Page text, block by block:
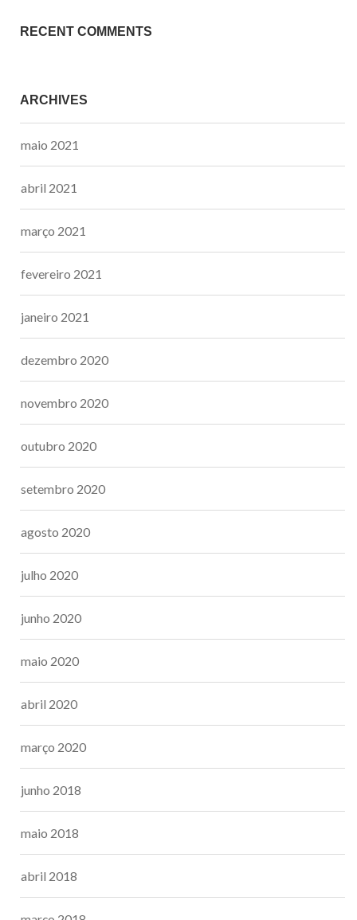
RECENT COMMENTS
ARCHIVES
maio 2021
abril 2021
março 2021
fevereiro 2021
janeiro 2021
dezembro 2020
novembro 2020
outubro 2020
setembro 2020
agosto 2020
julho 2020
junho 2020
maio 2020
abril 2020
março 2020
junho 2018
maio 2018
abril 2018